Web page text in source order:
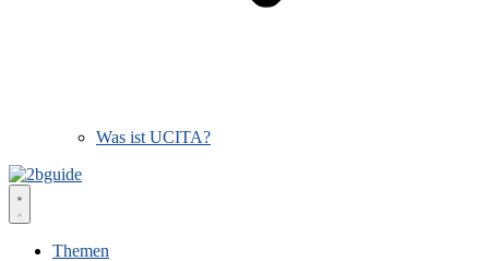
Was ist UCITA?
Themen